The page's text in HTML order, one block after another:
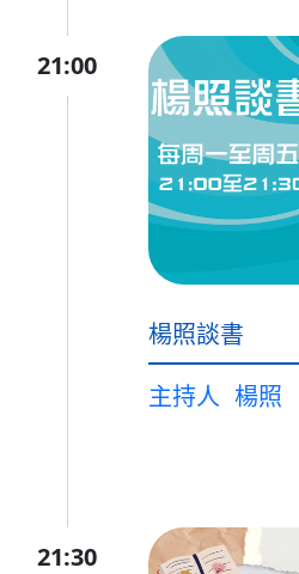
21:00
楊照談書
主持人 楊照
21:30